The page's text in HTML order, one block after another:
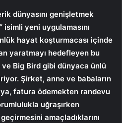
dünyasını genişletmek
isimli yeni uygulamasını
hayat koşturmacası içinde
yaratmayı hedefleyen bu
Big Bird gibi dünyaca ünlü
Şirket, anne ve babaların
fatura ödemekten randevu
uğraşırken
amaçladıklarını